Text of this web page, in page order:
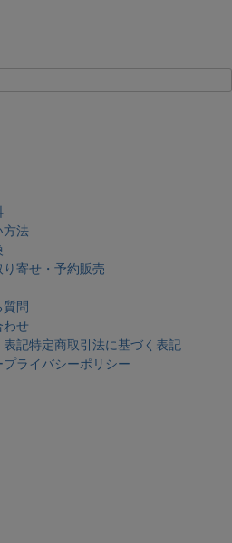
方法
り寄せ・予約販売
質問
わせ
特定商取引法に基づく表記
プライバシーポリシー